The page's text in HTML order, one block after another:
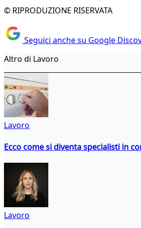
© RIPRODUZIONE RISERVATA
Seguici anche su Google
Altro di Lavoro
Lavoro
Ecco come si diventa specialisti in
Lavoro